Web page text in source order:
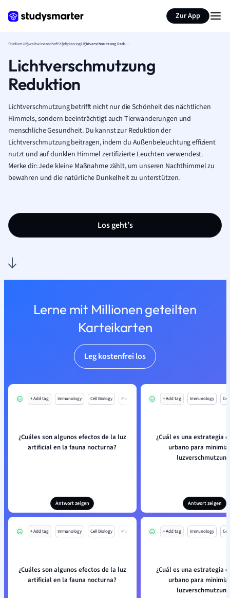
Zur App
StudiumUmweltwissenschaftStadtplanung Lichtverschmutzung Reduktion
Lichtverschmutzung
Reduktion
Lichtverschmutzung betrifft nicht nur die Schönheit des nächtlichen
Himmels, sondern beeinträchtigt auch Tierwanderungen und
menschliche Gesundheit. Du kannst zur Reduktion der
Lichtverschmutzung beitragen, indem du Außenbeleuchtung effizient
nutzt und auf dunklen Himmel zertifizierte Leuchten verwendest.
Merke dir: Jede kleine Maßnahme zählt, um unseren Nachthimmel zu
bewahren und die natürliche Dunkelheit zu unterstützen.
Los geht’s
Lerne mit Millionen geteilten
Karteikarten
Leg kostenfrei los
+ Add tag Immunology Cell Biology Mo
¿Cuáles son algunos efectos de la luz
artificial en la fauna nocturna?
Antwort zeigen
+ Add tag Immunology
¿Cuál es una estrategia
urbano para
Antwort zeigen
+ Add tag Immunology Cell Biology Mo
¿Cuáles son algunos efectos de la luz
artificial en la fauna nocturna?
+ Add tag Immunology
¿Cuál es una estrategia
urbano para